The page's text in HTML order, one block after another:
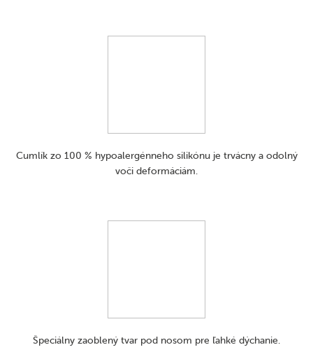
Cumlík zo 100 % hypoalergénneho silikónu je trvácny a odolný
voči deformáciám.
Špeciálny zaoblený tvar pod nosom pre ľahké dýchanie.